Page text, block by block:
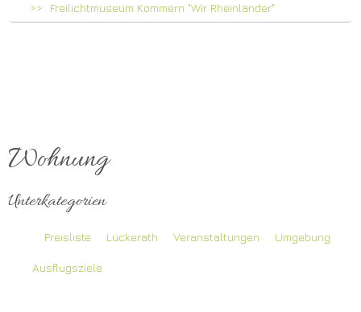
Freilichtmuseum Kommern "Wir Rheinländer"
Wohnung
Unterkategorien
Preisliste Lückerath Veranstaltungen Umgebung
Ausflugsziele